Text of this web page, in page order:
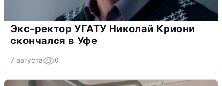
Экс-ректор УГАТУ Николай Криони
скончался в Уфе
7 августа 0